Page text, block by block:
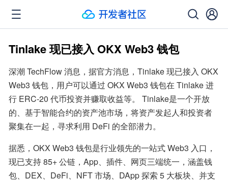
Tinlake 现已接入 OKX Web3 钱包
深潮 TechFlow 消息，据官方消息，Tinlake 现已接入 OKX
Web3 钱包，用户可以通过 OKX Web3 钱包在 Tinlake 进
行 ERC-20 代币投资并赚取收益等。 Tinlake是一个开放
的、基于智能合约的资产池市场，将资产发起人和投资者
聚集在一起，寻求利用 DeFi 的全部潜力。
据悉，OKX Web3 钱包是行业领先的一站式 Web3 入口，
现已支持 85+ 公链，App、插件、网页三端统一，涵盖钱
包、DEX、DeFi、NFT 市场、DApp 探索 5 大板块、并支